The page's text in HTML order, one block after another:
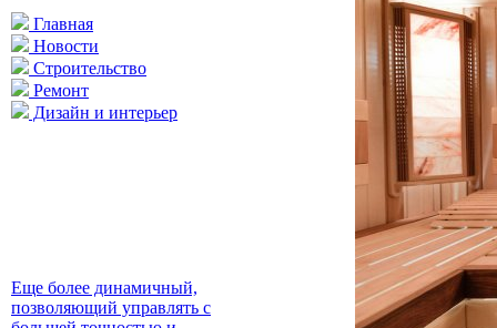
Главная
Новости
Строительство
Ремонт
Дизайн и интерьер
Еще более динамичный,
позволяющий управлять с